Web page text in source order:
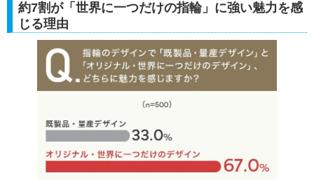
約7割が「世界に一つだけの指輪」に強い魅力を感
じる理由